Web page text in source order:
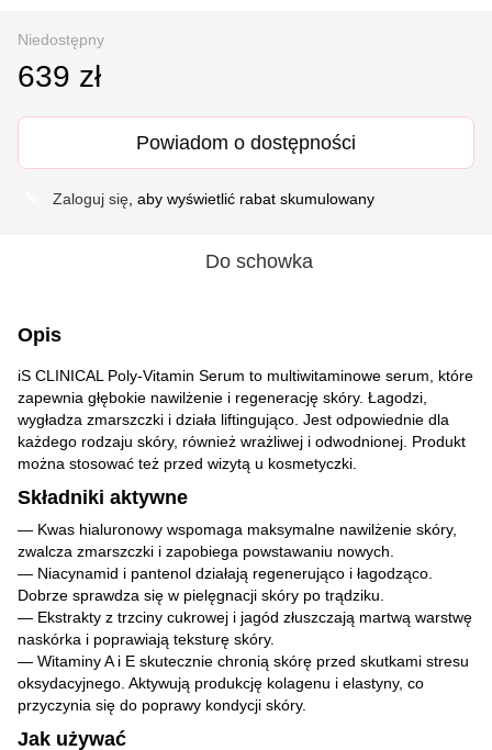
Niedostępny
639 zł
Powiadom o dostępności
Zaloguj się , aby wyświetlić rabat skumulowany
Do schowka
Opis
iS CLINICAL Poly-Vitamin Serum to multiwitaminowe serum, które
zapewnia głębokie nawilżenie i regenerację skóry. Łagodzi,
wygładza zmarszczki i działa liftingująco. Jest odpowiednie dla
każdego rodzaju skóry, również wrażliwej i odwodnionej. Produkt
można stosować też przed wizytą u kosmetyczki.
Składniki aktywne
— Kwas hialuronowy wspomaga maksymalne nawilżenie skóry,
zwalcza zmarszczki i zapobiega powstawaniu nowych.
— Niacynamid i pantenol działają regenerująco i łagodząco.
Dobrze sprawdza się w pielęgnacji skóry po trądziku.
— Ekstrakty z trzciny cukrowej i jagód złuszczają martwą warstwę
naskórka i poprawiają teksturę skóry.
— Witaminy A i E skutecznie chronią skórę przed skutkami stresu
oksydacyjnego. Aktywują produkcję kolagenu i elastyny, co
przyczynia się do poprawy kondycji skóry.
Jak używać